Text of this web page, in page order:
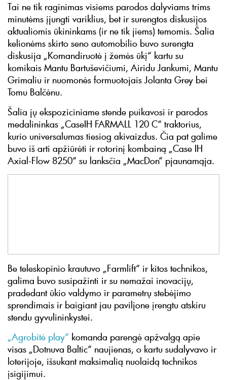
Tai ne tik raginimas visiems parodos dalyviams trims
minutėms įjungti variklius, bet ir surengtos diskusijos
aktualiomis ūkininkams (ir ne tik jiems) temomis. Šalia
kelionėms skirto seno automobilio buvo surengta
diskusija „Komandiruotė į žemės ūkį“ kartu su
komikais Mantu Bartuševičiumi, Airidu Jankumi, Mantu
Grimaliu ir nuomonės formuotojais Jolanta Grey bei
Tomu Balčėnu.
Šalia jų ekspoziciniame stende puikavosi ir parodos
medalininkas „CaseIH FARMALL 120 C“ traktorius,
kurio universalumas tiesiog akivaizdus. Čia pat galime
buvo iš arti apžiūrėti ir rotorinį kombainą „Case IH
Axial-Flow 8250“ su lanksčia „MacDon“ pjaunamąja.
Be teleskopinio krautuvo „Farmlift“ ir kitos technikos,
galima buvo susipažinti ir su nemažai inovacijų,
pradedant ūkio valdymo ir parametrų stebėjimo
sprendimais ir baigiant jau paviljone įrengtu atskiru
stendu gyvulininkystei.
„Agrobitė play“ komanda parengė apžvalgą apie
visas „Dotnuva Baltic“ naujienas, o kartu sudalyvavo ir
loterijoje, išsukant maksimalią nuolaidą technikos
įsigijimui.